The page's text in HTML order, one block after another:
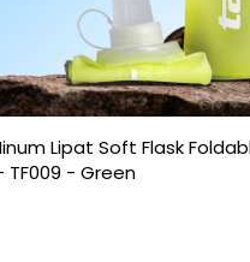
Lipat Soft Flask
- Green